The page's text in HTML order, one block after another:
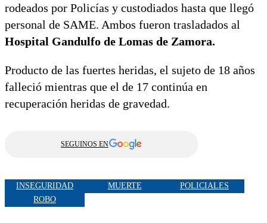
rodeados por Policías y custodiados hasta que llegó
personal de SAME. Ambos fueron trasladados al
Hospital Gandulfo de Lomas de Zamora.
Producto de las fuertes heridas, el sujeto de 18 años
falleció mientras que el de 17 continúa en
recuperación heridas de gravedad.
SEGUINOS EN
INSEGURIDAD MUERTE
POLICIALES
ROBO